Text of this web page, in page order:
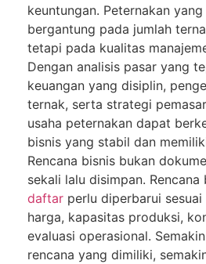
keuntungan. Peternakan
bergantung pada jumlah
tetapi pada kualitas
Dengan analisis pasar yang
keuangan yang disiplin,
ternak, serta strategi
usaha peternakan dapat
bisnis yang stabil dan
Rencana bisnis bukan
sekali lalu disimpan. Rencana
daftar perlu diperbarui
harga, kapasitas produksi,
evaluasi operasional.
rencana yang dimiliki,